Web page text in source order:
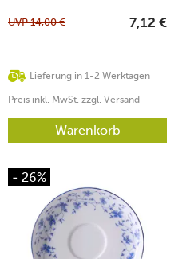
Lieferung in 1-2 Werktagen
UVP14,00 € 7,12 €
Preis inkl. MwSt. zzgl. Versand
Warenkorb
- 26%